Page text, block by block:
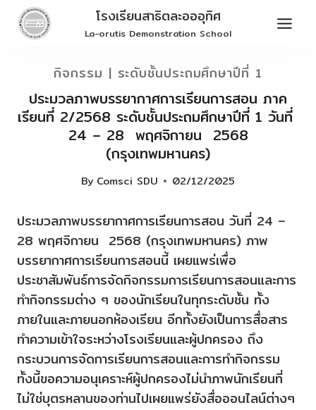
Skip
โรงเรียนสาธิตละอออุทิศ
La-orutis Demonstration School
กิจกรรม | ระดับชั้นประถมศึกษาปีที่ 1
ประมวลภาพบรรยากาศการเรียนการสอน ภาค
เรียนที่ 2/2568 ระดับชั้นประถมศึกษาปีที่ 1 วันที่
24 – 28 พฤศจิกายน 2568
(กรุงเทพมหานคร)
By Comsci SDU 02/12/2025
ประมวลภาพบรรยากาศการเรียนการสอน วันที่ 24 –
28 พฤศจิกายน 2568 (กรุงเทพมหานคร) ภาพ
บรรยากาศการเรียนการสอนนี้ เผยแพร่เพื่อ
ประชาสัมพันธ์การจัดกิจกรรมการเรียนการสอนและการ
ทำกิจกรรมต่าง ๆ ของนักเรียนในทุกระดับชั้น ทั้ง
ภายในและภายนอกห้องเรียน อีกทั้งยังเป็นการสื่อสาร
ทำความเข้าใจระหว่างโรงเรียนและผู้ปกครอง ถึง
กระบวนการจัดการเรียนการสอนและการทำกิจกรรม
ทั้งนี้ขอความอนุเคราะห์ผู้ปกครองไม่นำภาพนักเรียนที่
ไม่ใช่บุตรหลานของท่านไปเผยแพร่ยังสื่อออนไลน์ต่างๆ